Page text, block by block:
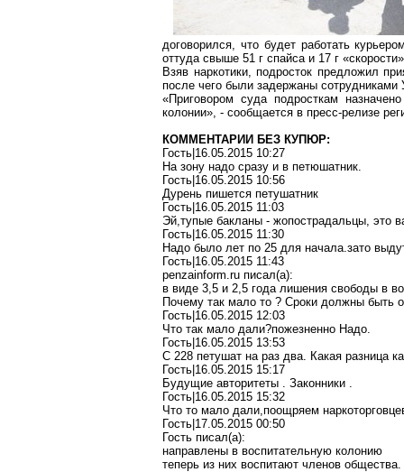
договорился, что будет работать
оттуда свыше 51 г спайса и 17 г
Взяв наркотики, подросток предложил
после чего были задержаны
«Приговором суда подросткам
колонии», - сообщается в пресс-релизе
КОММЕНТАРИИ БЕЗ КУПЮР:
Гость|16.05.2015 10:27
На зону надо сразу и в петюшатник.
Гость|16.05.2015 10:56
Дурень пишется петушатник
Гость|16.05.2015 11:03
Эй,тупые бакланы - жопострадальцы, это
Гость|16.05.2015 11:30
Надо было лет по 25 для начала.зато
Гость|16.05.2015 11:43
penzainform.ru писал(a):
в виде 3,5 и 2,5 года лишения свободы в
Почему так мало то ? Сроки должны быть
Гость|16.05.2015 12:03
Что так мало дали?пожезненно Надо.
Гость|16.05.2015 13:53
С 228 петушат на раз два. Какая разница
Гость|16.05.2015 15:17
Будущие авторитеты . Законники .
Гость|16.05.2015 15:32
Что то мало дали,поощряем
Гость|17.05.2015 00:50
Гость писал(a):
направлены в воспитательную колонию
теперь из них воспитают членов